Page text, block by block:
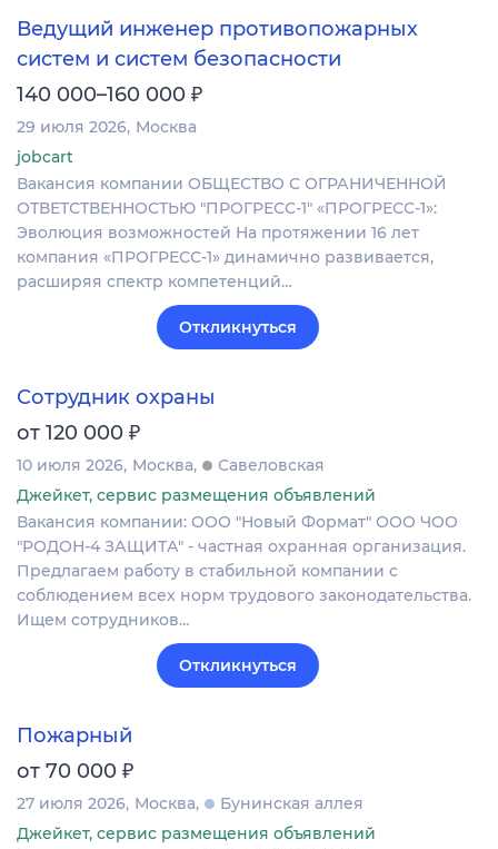
Ведущий инженер противопожарных
систем и систем безопасности
140 000–160 000 ₽
29 июля 2026 Москва
jobcart
Вакансия компании ОБЩЕСТВО С ОГРАНИЧЕННОЙ
ОТВЕТСТВЕННОСТЬЮ "ПРОГРЕСС-1" «ПРОГРЕСС-1»:
Эволюция возможностей На протяжении 16 лет
компания «ПРОГРЕСС-1» динамично развивается,
расширяя спектр компетенций…
Откликнуться
Сотрудник охраны
от 120 000 ₽
10 июля 2026 Москва
Савеловская
Джейкет, сервис размещения объявлений
Вакансия компании: ООО "Новый Формат" ООО ЧОО
"РОДОН-4 ЗАЩИТА" - частная охранная организация.
Предлагаем работу в стабильной компании с
соблюдением всех норм трудового законодательства.
Ищем сотрудников…
Откликнуться
Пожарный
от 70 000 ₽
27 июля 2026 Москва
Бунинская аллея
Джейкет, сервис размещения объявлений